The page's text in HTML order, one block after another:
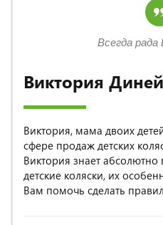
Виктория
Виктория, мама двоих
сфере продаж детских
Виктория знает
детские коляски, их
Вам помочь сделать
Всегда рада